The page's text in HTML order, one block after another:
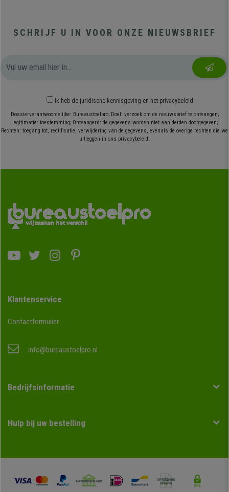
SCHRIJF U IN VOOR ONZE NIEUWSBRIEF
Ik heb de juridische kennisgeving en het privacybeleid
Dossierverantwoordelijke: Bureaustoelpro; Doel: verzoek om de nieuwsbrief te ontvangen;
Legitimatie: toestemming; Ontvangers: de gegevens worden niet aan derden doorgegeven;
Rechten: toegang tot, rectificatie, verwijdering van de gegevens, evenals de overige rechten die we
uitleggen in ons privacybeleid.
Klantenservice
Contactformulier
info@bureaustoelpro.nl
Bedrijfsinformatie
Hulp bij uw bestelling